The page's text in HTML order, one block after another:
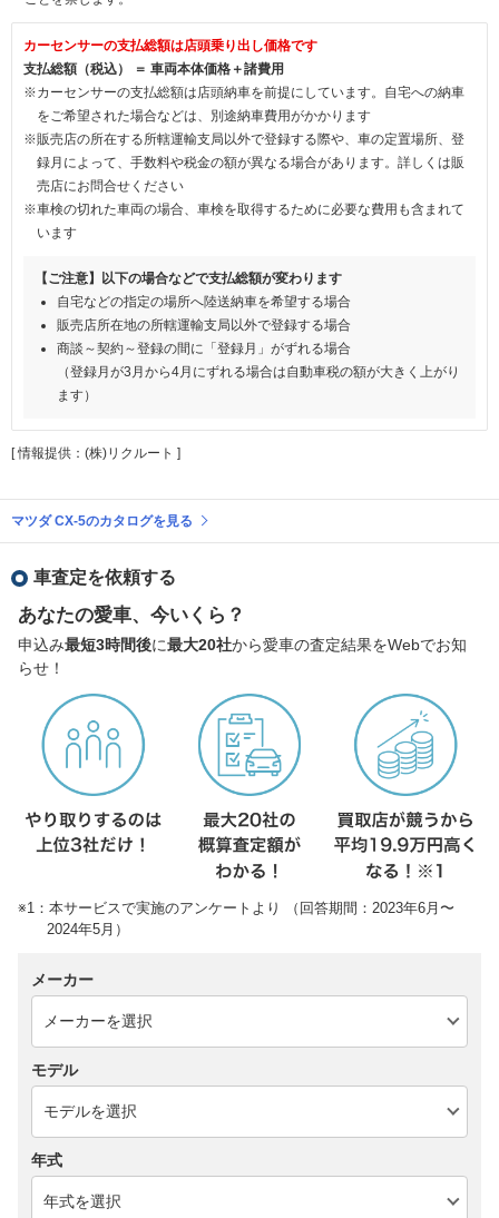
カーセンサーの支払総額は店頭乗り出し価格です
支払総額（税込） ＝ 車両本体価格＋諸費用
※カーセンサーの支払総額は店頭納車を前提にしています。自宅への納車
をご希望された場合などは、別途納車費用がかかります
※販売店の所在する所轄運輸支局以外で登録する際や、車の定置場所、登
録月によって、手数料や税金の額が異なる場合があります。詳しくは販
売店にお問合せください
※車検の切れた車両の場合、車検を取得するために必要な費用も含まれて
います
【ご注意】以下の場合などで支払総額が変わります
自宅などの指定の場所へ陸送納車を希望する場合
販売店所在地の所轄運輸支局以外で登録する場合
商談～契約～登録の間に「登録月」がずれる場合
（登録月が3月から4月にずれる場合は自動車税の額が大きく上がり
ます）
[ 情報提供：(株)リクルート ]
マツダ CX-5のカタログを見る
車査定を依頼する
あなたの愛車、今いくら？
申込み最短3時間後に最大20社から愛車の査定結果をWebでお知
らせ！
※1：本サービスで実施のアンケートより （回答期間：2023年6月〜
2024年5月）
メーカー
モデル
年式